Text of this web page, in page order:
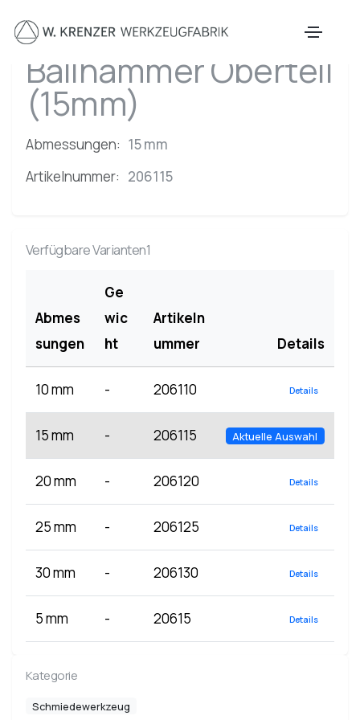
Ballhammer Oberteil
(15mm)
Abmessungen: 15 mm
Artikelnummer: 206115
Verfügbare Varianten1
Abmes
sungen
Ge
wic
ht
Artikeln
ummer
Details
10 mm - 206110 Details
15 mm - 206115 Aktuelle Auswahl
20 mm - 206120 Details
25 mm - 206125 Details
30 mm - 206130 Details
5 mm - 20615 Details
Kategorie
Schmiedewerkzeug